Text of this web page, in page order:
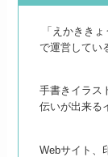
「えかきき
で運営してい
手書きイラス
伝いが出来る
Webサイト、